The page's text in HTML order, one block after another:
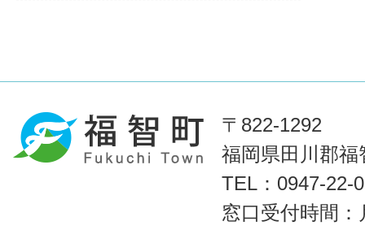
〒822-1292
福岡県田川郡福
TEL：0947-22-
窓口受付時間